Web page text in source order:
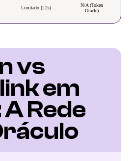
Limitado (L2s)
N/A (Token
Oracle)
vs
em
Rede